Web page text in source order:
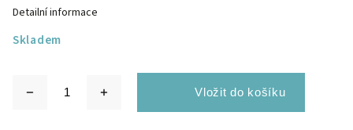
Skladem
Detailní informace